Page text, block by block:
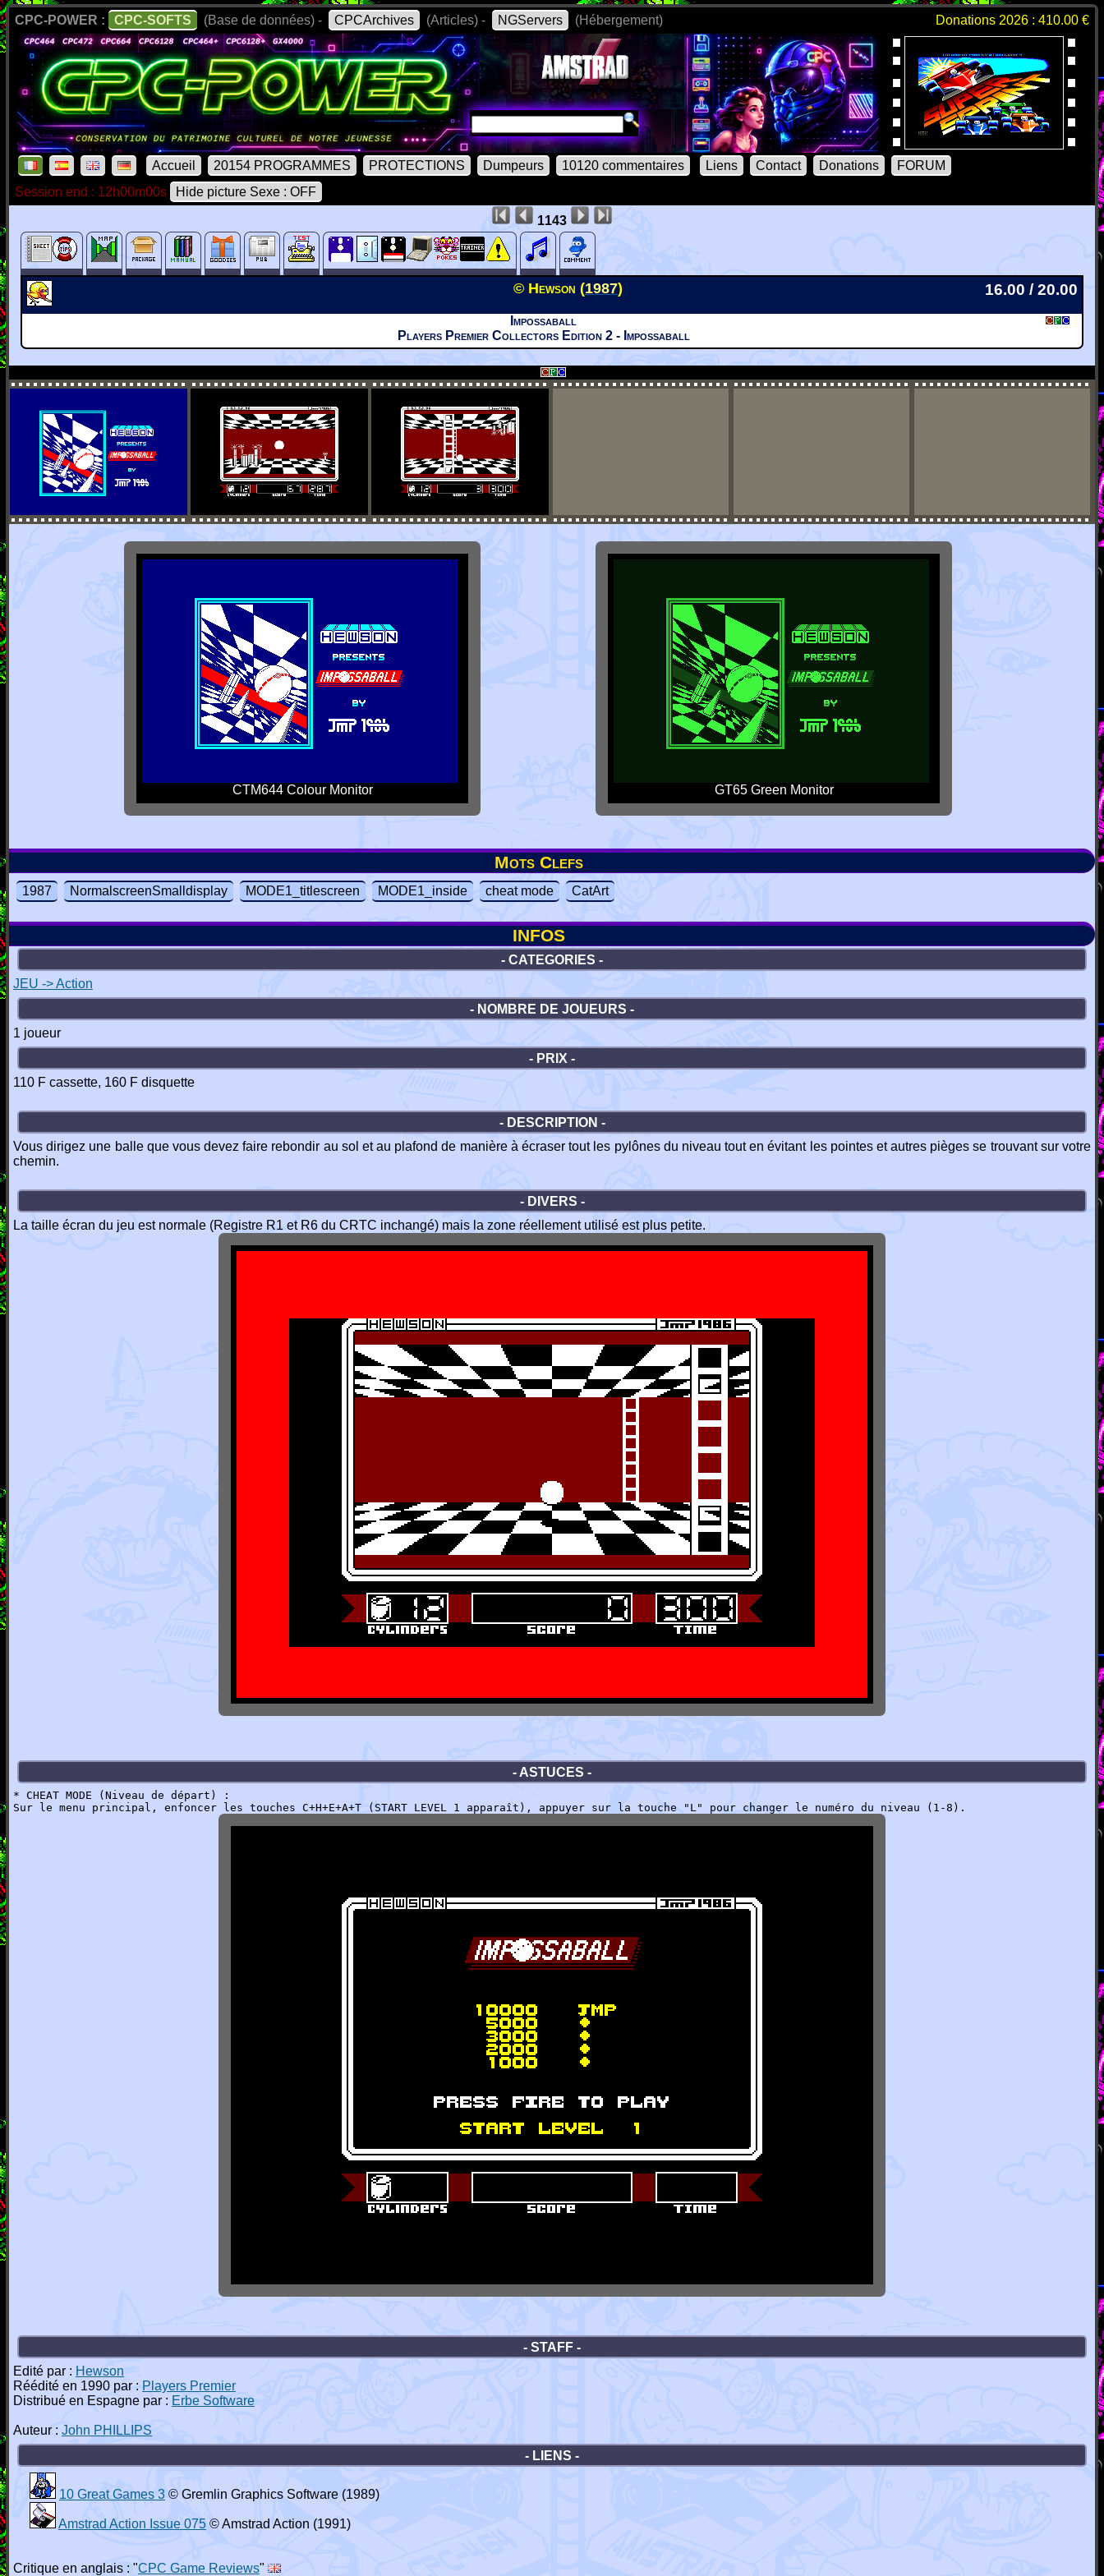
CPC-POWER : CPC-SOFTS (Base de données) - CPCArchives (Articles) - NGServers (Hébergement) Donations 2026 : 410.00 €
Accueil 20154 PROGRAMMES PROTECTIONS Dumpeurs 10120 commentaires Liens Contact Donations
FORUM
Session end : 12h00m00s
Hide picture Sexe : OFF
1143
© Hewson (1987) 16.00 / 20.00
Impossaball
Players Premier Collectors Edition 2 - Impossaball
CTM644 Colour Monitor GT65 Green Monitor
Mots Clefs
1987 NormalscreenSmalldisplay MODE1_titlescreen MODE1_inside cheat mode CatArt
INFOS
- CATEGORIES -
JEU -> Action
- NOMBRE DE JOUEURS -
1 joueur
- PRIX -
110 F cassette, 160 F disquette
- DESCRIPTION -
Vous dirigez une balle que vous devez faire rebondir au sol et au plafond de manière à écraser tout les pylônes du niveau tout en évitant les pointes et autres pièges se trouvant sur votre
chemin.
- DIVERS -
La taille écran du jeu est normale (Registre R1 et R6 du CRTC inchangé) mais la zone réellement utilisé est plus petite.
- ASTUCES -
* CHEAT MODE (Niveau de départ) :
Sur le menu principal, enfoncer les touches C+H+E+A+T (START LEVEL 1 apparaît), appuyer sur la touche "L" pour changer le numéro du niveau (1-8).
- STAFF -
Edité par : Hewson
Réédité en 1990 par : Players Premier
Distribué en Espagne par : Erbe Software
Auteur : John PHILLIPS
- LIENS -
10 Great Games 3 © Gremlin Graphics Software (1989)
Amstrad Action Issue 075 © Amstrad Action (1991)
Critique en anglais : "CPC Game Reviews"